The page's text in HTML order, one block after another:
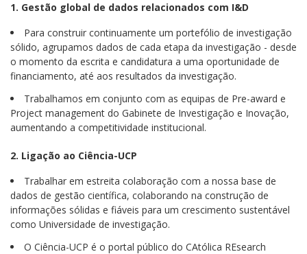
1. Gestão global de dados relacionados com I&D
Para construir continuamente um portefólio de investigação
sólido, agrupamos dados de cada etapa da investigação - desde
o momento da escrita e candidatura a uma oportunidade de
financiamento, até aos resultados da investigação.
Trabalhamos em conjunto com as equipas de Pre-award e
Project management do Gabinete de Investigação e Inovação,
aumentando a competitividade institucional.
2. Ligação ao Ciência-UCP
Trabalhar em estreita colaboração com a nossa base de
dados de gestão científica, colaborando na construção de
informações sólidas e fiáveis para um crescimento sustentável
como Universidade de investigação.
O Ciência-UCP é o portal público do CAtólica REsearch